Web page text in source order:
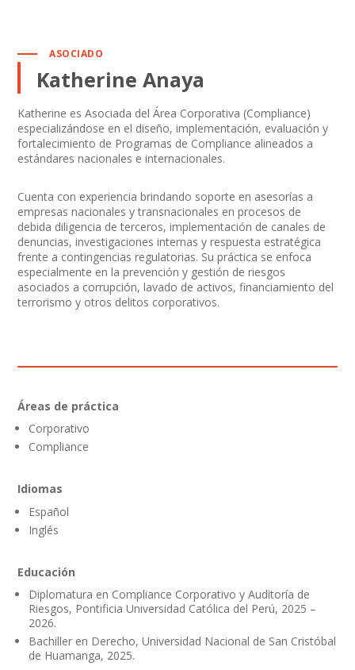
ASOCIADO
Katherine Anaya
Katherine es Asociada del Área Corporativa (Compliance)
especializándose en el diseño, implementación, evaluación y
fortalecimiento de Programas de Compliance alineados a
estándares nacionales e internacionales.
Cuenta con experiencia brindando soporte en asesorías a
empresas nacionales y transnacionales en procesos de
debida diligencia de terceros, implementación de canales de
denuncias, investigaciones internas y respuesta estratégica
frente a contingencias regulatorias. Su práctica se enfoca
especialmente en la prevención y gestión de riesgos
asociados a corrupción, lavado de activos, financiamiento del
terrorismo y otros delitos corporativos.
Áreas de práctica
Corporativo
Compliance
Idiomas
Español
Inglés
Educación
Diplomatura en Compliance Corporativo y Auditoría de
Riesgos, Pontificia Universidad Católica del Perú, 2025 –
2026.
Bachiller en Derecho, Universidad Nacional de San Cristóbal
de Huamanga, 2025.